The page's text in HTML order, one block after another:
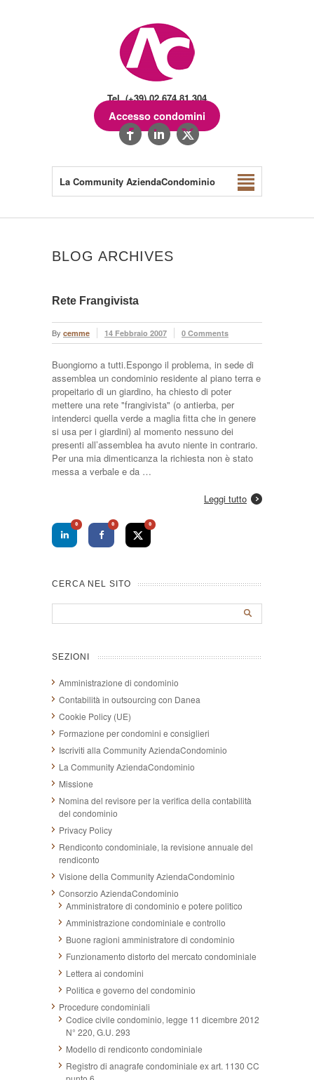
Tel. (+39) 02.674.81.304
Accesso condomini
La Community AziendaCondominio
BLOG ARCHIVES
Rete Frangivista
By cemme 14 Febbraio 2007 0 Comments
Buongiorno a tutti.Espongo il problema, in sede di
assemblea un condominio residente al piano terra e
propeitario di un giardino, ha chiesto di poter
mettere una rete "frangivista" (o antierba, per
intenderci quella verde a maglia fitta che in genere
si usa per i giardini) al momento nessuno dei
presenti all’assemblea ha avuto niente in contrario.
Per una mia dimenticanza la richiesta non è stato
messa a verbale e da …
Leggi tutto
0 0 0
CERCA NEL SITO
SEZIONI
Amministrazione di condominio
Contabilità in outsourcing con Danea
Cookie Policy (UE)
Formazione per condomini e consiglieri
Iscriviti alla Community AziendaCondominio
La Community AziendaCondominio
Missione
Nomina del revisore per la verifica della contabilità
del condominio
Privacy Policy
Rendiconto condominiale, la revisione annuale del
rendiconto
Visione della Community AziendaCondominio
Consorzio AziendaCondominio
Amministratore di condominio e potere politico
Amministrazione condominiale e controllo
Buone ragioni amministratore di condominio
Funzionamento distorto del mercato condominiale
Lettera ai condomini
Politica e governo del condominio
Procedure condominiali
Codice civile condominio, legge 11 dicembre 2012
N° 220, G.U. 293
Modello di rendiconto condominiale
Registro di anagrafe condominiale ex art. 1130 CC